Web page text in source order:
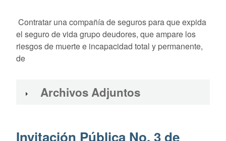
Contratar una compañía de seguros para que expida
el seguro de vida grupo deudores, que ampare los
riesgos de muerte e incapacidad total y permanente,
de
Archivos Adjuntos
Invitación Pública No. 3 de